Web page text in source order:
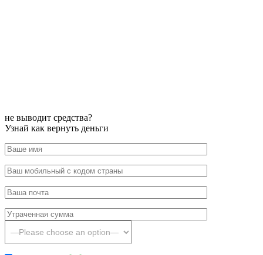
не выводит средства?
Узнай как вернуть деньги